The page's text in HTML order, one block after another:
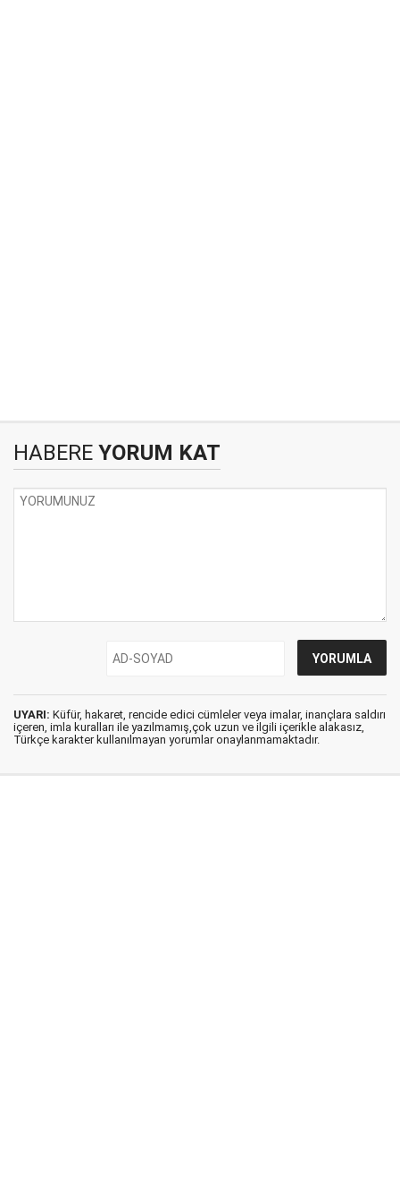
HABERE YORUM KAT
UYARI: Küfür, hakaret, rencide edici cümleler veya imalar, inançlara saldırı
içeren, imla kuralları ile yazılmamış,çok uzun ve ilgili içerikle alakasız,
Türkçe karakter kullanılmayan yorumlar onaylanmamaktadır.